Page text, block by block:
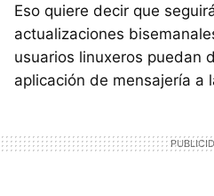
Eso quiere decir que
actualizaciones
usuarios linuxeros puedan
aplicación de mensajería a